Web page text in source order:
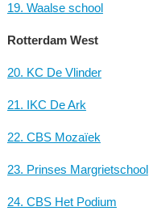
19. Waalse school
Rotterdam West
20. KC De Vlinder
21. IKC De Ark
22. CBS Mozaïek
23. Prinses Margrietschool
24. CBS Het Podium